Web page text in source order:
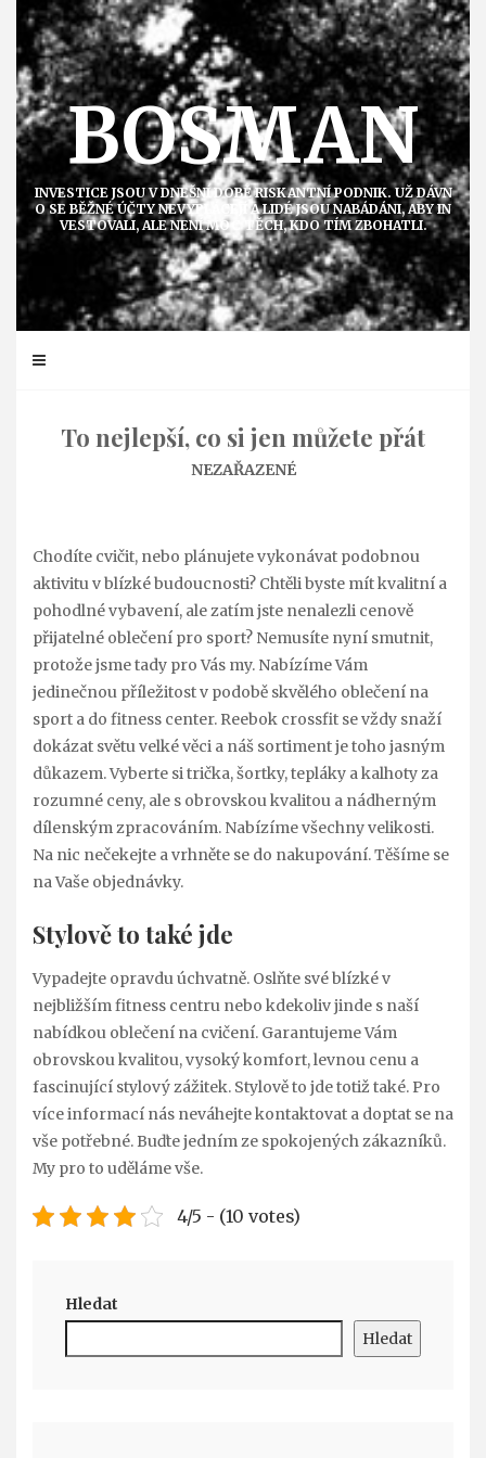
Přejít
obsahu
BOSMAN
INVESTICE JSOU V DNEŠNÍ DOBĚ RISKANTNÍ PODNIK. UŽ DÁVN
O SE BĚŽNÉ ÚČTY NEVYPLÁCEJÍ A LIDÉ JSOU NABÁDÁNI, ABY IN
VESTOVALI, ALE NENÍ MOC TĚCH, KDO TÍM ZBOHATLI.
To nejlepší, co si jen můžete přát
NEZAŘAZENÉ
Chodíte cvičit, nebo plánujete vykonávat podobnou
aktivitu v blízké budoucnosti? Chtěli byste mít kvalitní a
pohodlné vybavení, ale zatím jste nenalezli cenově
přijatelné oblečení pro sport? Nemusíte nyní smutnit,
protože jsme tady pro Vás my. Nabízíme Vám
jedinečnou příležitost v podobě skvělého oblečení na
sport a do fitness center. Reebok crossfit se vždy snaží
dokázat světu velké věci a náš sortiment je toho jasným
důkazem. Vyberte si trička, šortky, tepláky a kalhoty za
rozumné ceny, ale s obrovskou kvalitou a nádherným
dílenským zpracováním. Nabízíme všechny velikosti.
Na nic nečekejte a vrhněte se do nakupování. Těšíme se
na Vaše objednávky.
Stylově to také jde
Vypadejte opravdu úchvatně. Oslňte své blízké v
nejbližším fitness centru nebo kdekoliv jinde s naší
nabídkou oblečení na cvičení. Garantujeme Vám
obrovskou kvalitou, vysoký komfort, levnou cenu a
fascinující stylový zážitek. Stylově to jde totiž také. Pro
více informací nás neváhejte kontaktovat a doptat se na
vše potřebné. Buďte jedním ze spokojených zákazníků.
My pro to uděláme vše.
4/5 - (10 votes)
Hledat
Hledat